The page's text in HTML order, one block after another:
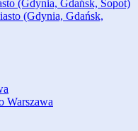
(Gdynia, Gdańsk, Sopot)
(Gdynia, Gdańsk,
Warszawa